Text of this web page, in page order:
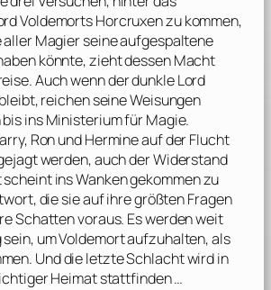
Voldemorts Horcruxen zu kommen,
Magier seine aufgespaltene
könnte, zieht dessen Macht
Auch wenn der dunkle Lord
reichen seine Weisungen
ins Ministerium für Magie.
Ron und Hermine auf der Flucht
werden, auch der Widerstand
ins Wanken gekommen zu
die sie auf ihre größten Fragen
Schatten voraus. Es werden weit
um Voldemort aufzuhalten, als
Und die letzte Schlacht wird in
Heimat stattfinden …